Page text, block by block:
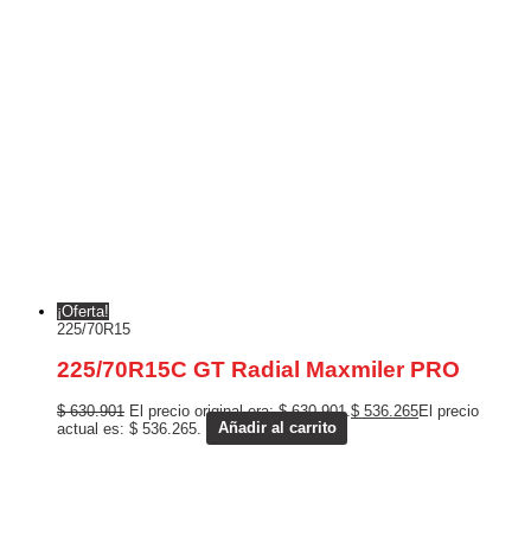
¡Oferta!
225/70R15
225/70R15C GT Radial Maxmiler PRO
$630.901 El precio original era: $ 630.901. $ 536.265El precio
actual es: $ 536.265.
Añadir al carrito